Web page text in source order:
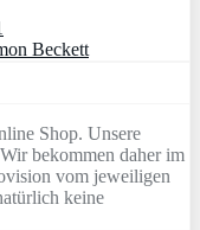
Beckett
Shop. Unsere
bekommen daher im
vom jeweiligen
keine